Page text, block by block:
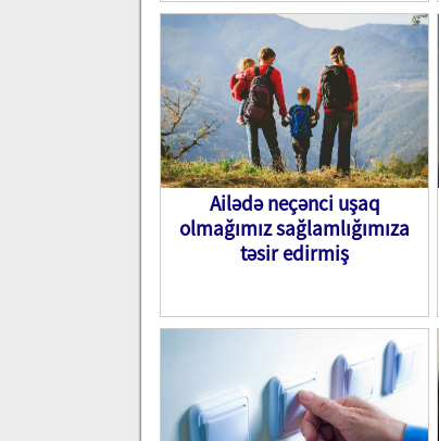
Ailədə neçənci uşaq
olmağımız sağlamlığımıza
təsir edirmiş